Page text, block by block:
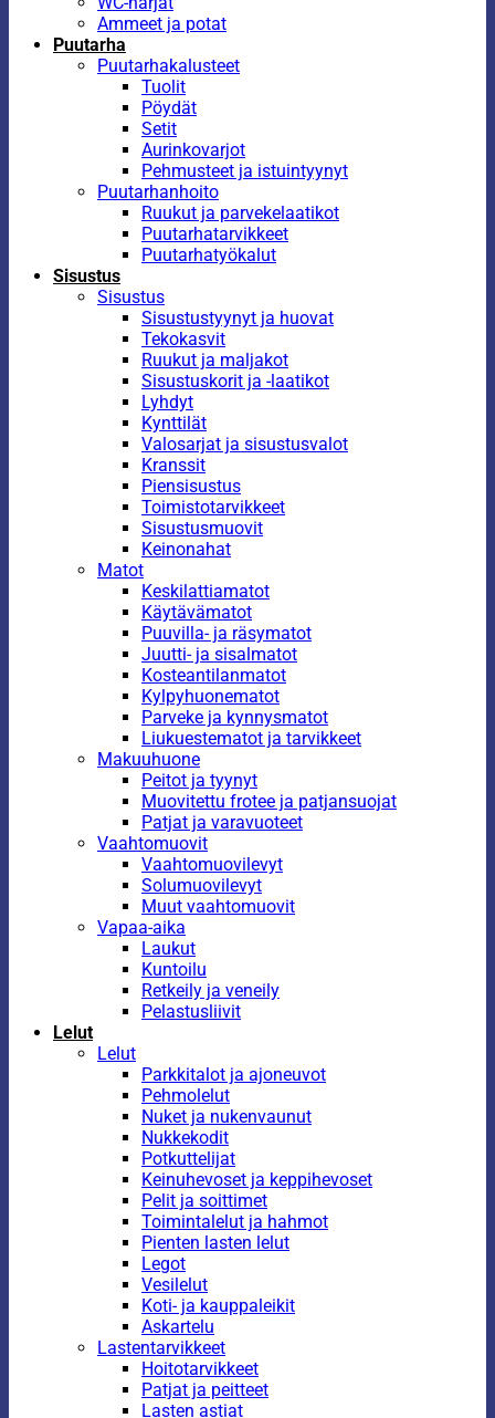
Ammeet ja potat
Puutarha
Puutarhakalusteet
Tuolit
Pöydät
Setit
Aurinkovarjot
Pehmusteet ja istuintyynyt
Puutarhanhoito
Ruukut ja parvekelaatikot
Puutarhatarvikkeet
Puutarhatyökalut
Sisustus
Sisustus
Sisustustyynyt ja huovat
Tekokasvit
Ruukut ja maljakot
Sisustuskorit ja -laatikot
Lyhdyt
Kynttilät
Valosarjat ja sisustusvalot
Kranssit
Piensisustus
Toimistotarvikkeet
Sisustusmuovit
Keinonahat
Matot
Keskilattiamatot
Käytävämatot
Puuvilla- ja räsymatot
Juutti- ja sisalmatot
Kosteantilanmatot
Kylpyhuonematot
Parveke ja kynnysmatot
Liukuestematot ja tarvikkeet
Makuuhuone
Peitot ja tyynyt
Muovitettu frotee ja patjansuojat
Patjat ja varavuoteet
Vaahtomuovit
Vaahtomuovilevyt
Solumuovilevyt
Muut vaahtomuovit
Vapaa-aika
Laukut
Kuntoilu
Retkeily ja veneily
Pelastusliivit
Lelut
Lelut
Parkkitalot ja ajoneuvot
Pehmolelut
Nuket ja nukenvaunut
Nukkekodit
Potkuttelijat
Keinuhevoset ja keppihevoset
Pelit ja soittimet
Toimintalelut ja hahmot
Pienten lasten lelut
Legot
Vesilelut
Koti- ja kauppaleikit
Askartelu
Lastentarvikkeet
Hoitotarvikkeet
Patjat ja peitteet
Lasten astiat